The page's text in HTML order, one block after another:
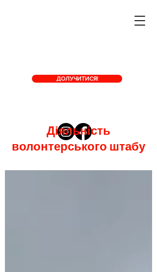
ДОЛУЧИТИСЯ!
Діяльність
волонтерського штабу